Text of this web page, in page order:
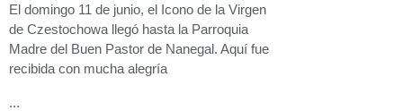
El domingo 11 de junio, el Icono de la Virgen
de Czestochowa llegó hasta la Parroquia
Madre del Buen Pastor de Nanegal. Aquí fue
recibida con mucha alegría
...